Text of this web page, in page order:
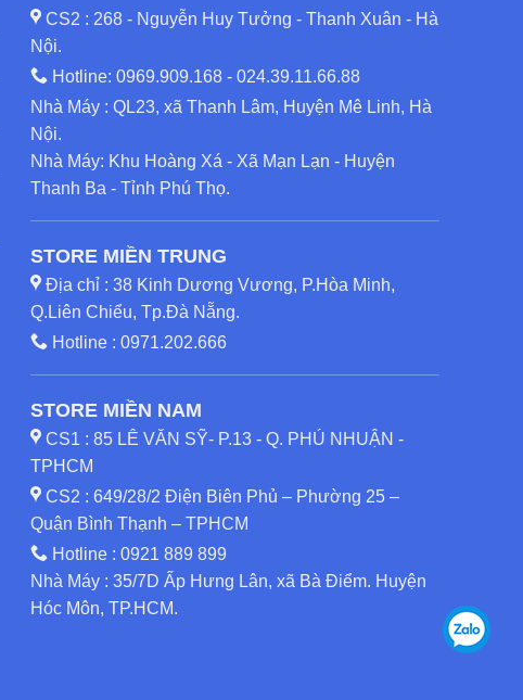
CS2 : 268 - Nguyễn Huy Tưởng - Thanh Xuân - Hà
Nội.
Hotline:0969.909.168 -024.39.11.66.88
Nhà Máy : QL23, xã Thanh Lâm, Huyện Mê Linh, Hà
Nội.
Nhà Máy: Khu Hoàng Xá - Xã Mạn Lạn - Huyện
Thanh Ba - Tỉnh Phú Thọ.
STORE MIỀN TRUNG
Địa chỉ : 38 Kinh Dương Vương, P.Hòa Minh,
Q.Liên Chiểu, Tp.Đà Nẵng.
Hotline :0971.202.666
STORE MIỀN NAM
CS1 : 85 LÊ VĂN SỸ- P.13 - Q. PHÚ NHUẬN -
TPHCM
CS2 : 649/28/2 Điện Biên Phủ – Phường 25 –
Quận Bình Thạnh – TPHCM
Hotline :0921 889 899
Nhà Máy : 35/7D Ấp Hưng Lân, xã Bà Điểm. Huyện
Hóc Môn, TP.HCM.